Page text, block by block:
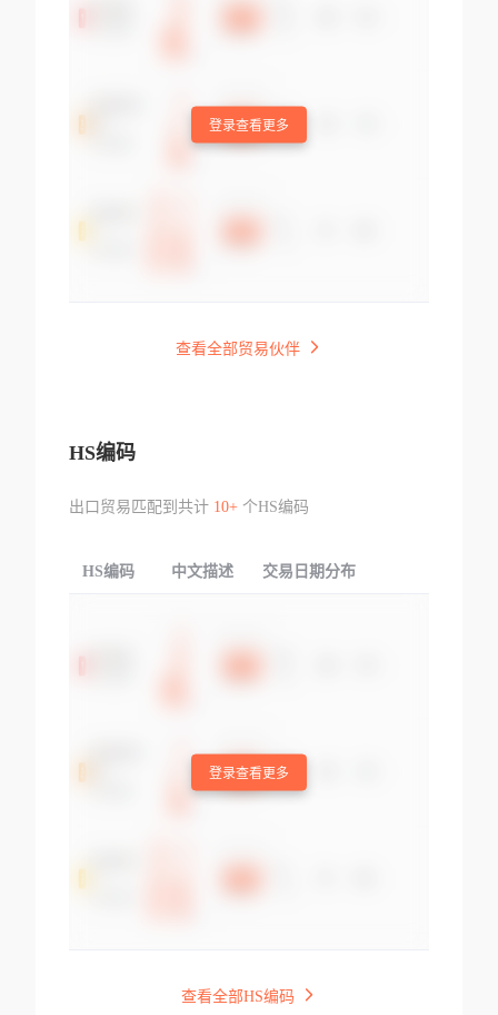
登录查看更多
查看全部贸易伙伴
HS编码
出口贸易匹配到共计 10+个HS编码
HS编码 中文描述 交易日期分布
登录查看更多
查看全部HS编码